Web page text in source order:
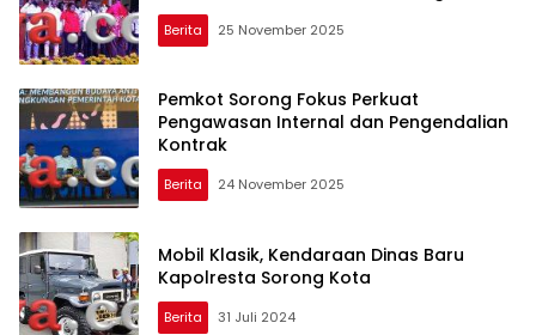
Berita 25 November 2025
Pemkot Sorong Fokus Perkuat
Pengawasan Internal dan Pengendalian
Kontrak
Berita 24 November 2025
Mobil Klasik, Kendaraan Dinas Baru
Kapolresta Sorong Kota
Berita 31 Juli 2024